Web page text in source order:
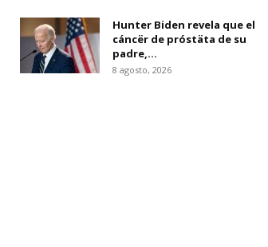
Hunter Biden revela que el
cáncër de próstäta de su
padre,...
8 agosto, 2026